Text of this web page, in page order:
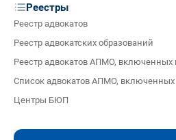
Реестры
Реестр адвокатов
Реестр адвокатских образований
Реестр адвокатов АПМО,
Список адвокатов АПМО,
Центры БЮП